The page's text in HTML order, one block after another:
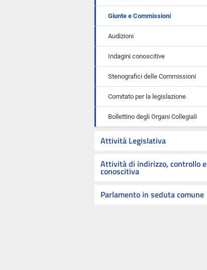
Giunte e Commissioni
Audizioni
Indagini conoscitive
Stenografici delle Commissioni
Comitato per la legislazione
Bollettino degli Organi Collegiali
Attività Legislativa
Attività di indirizzo, controllo e
conoscitiva
Parlamento in seduta comune